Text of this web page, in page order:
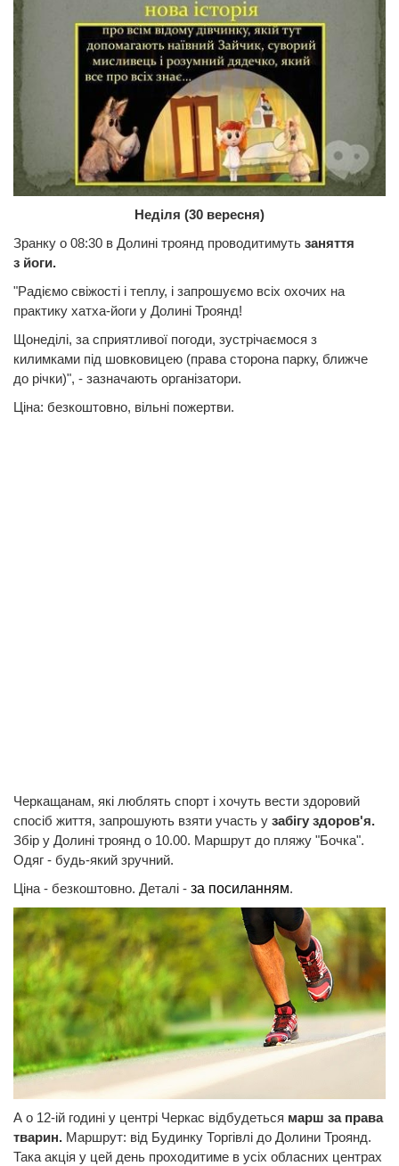
Неділя (30 вересня)
Зранку о 08:30 в Долині троянд проводитимуть заняття
з йоги.
"Радіємо свіжості і теплу, і запрошуємо всіх охочих на
практику хатха-йоги у Долині Троянд!
Щонеділі, за сприятливої погоди, зустрічаємося з
килимками під шовковицею (права сторона парку, ближче
до річки)", - зазначають організатори.
Ціна: безкоштовно, вільні пожертви.
Черкащанам, які люблять спорт і хочуть вести здоровий
спосіб життя, запрошують взяти участь у забігу здоров'я.
Збір у Долині троянд о 10.00. Маршрут до пляжу "Бочка".
Одяг - будь-який зручний.
Ціна - безкоштовно. Деталі - за посиланням.
А о 12-ій годині у центрі Черкас відбудеться марш за права
тварин. Маршрут: від Будинку Торгівлі до Долини Троянд.
Така акція у цей день проходитиме в усіх обласних центрах